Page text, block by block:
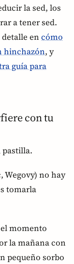
la sed, los
a tener sed.
en cómo
hinchazón, y
guía para
con tu
pastilla.
Wegovy) no hay
tomarla
momento
la mañana con
pequeño sorbo